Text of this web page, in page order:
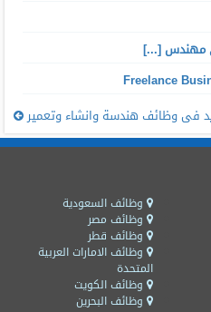
مهندس [...]
Freelance
فى وظائف هندسة وانشاء وتعمير
وظائف السعودية
وظائف مصر
وظائف قطر
وظائف الامارات العربية
المتحدة
وظائف الكويت
وظائف البحرين